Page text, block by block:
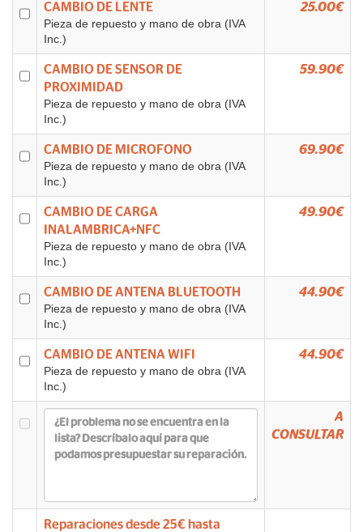
CAMBIO DE LENTE
Pieza de repuesto y mano de obra (IVA
Inc.)
25.00€
CAMBIO DE SENSOR DE
PROXIMIDAD
Pieza de repuesto y mano de obra (IVA
Inc.)
59.90€
CAMBIO DE MICROFONO
Pieza de repuesto y mano de obra (IVA
Inc.)
69.90€
CAMBIO DE CARGA
INALAMBRICA+NFC
Pieza de repuesto y mano de obra (IVA
Inc.)
49.90€
CAMBIO DE ANTENA BLUETOOTH
Pieza de repuesto y mano de obra (IVA
Inc.)
44.90€
CAMBIO DE ANTENA WIFI
Pieza de repuesto y mano de obra (IVA
Inc.)
44.90€
A
CONSULTAR
Reparaciones desde25€ hasta